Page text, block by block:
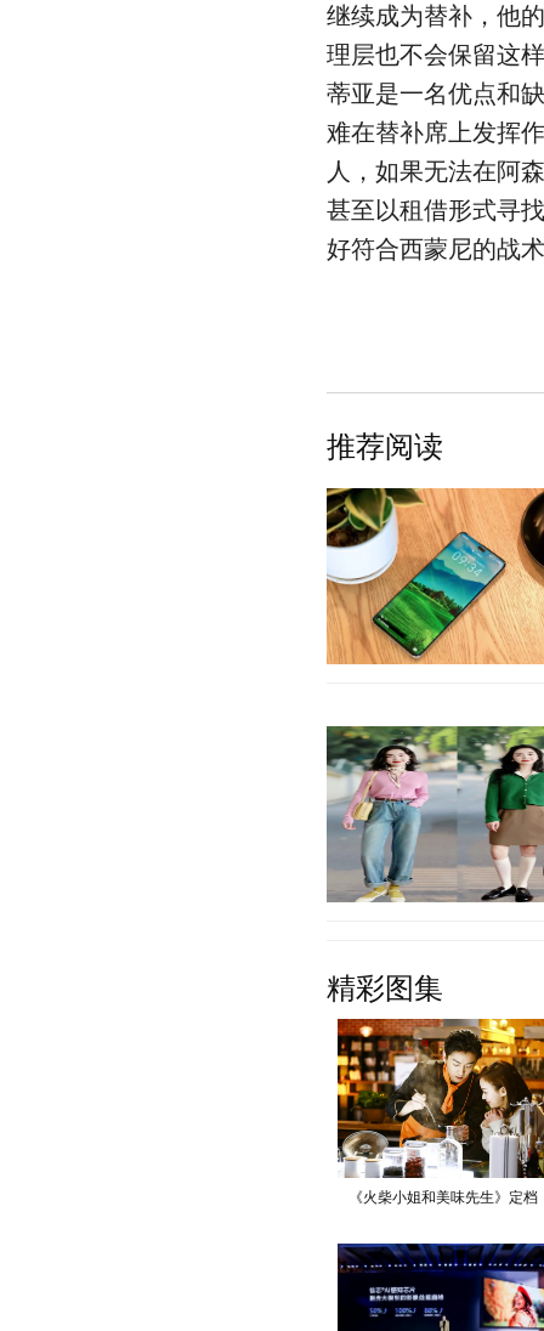
继续成为替补，他
理层也不会保留这
蒂亚是一名优点和
难在替补席上发挥
人，如果无法在阿
甚至以租借形式寻
好符合西蒙尼的战
推荐阅读
在离开华为之后，荣耀手机
TOP5，旗下产品十分丰富
元机或者中端机，【详细】
也成为女性必备单【详细】
精彩图集
《火柴小姐和美味先生》定档